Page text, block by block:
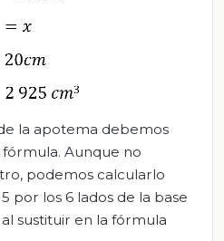
la apotema debemos
Aunque no
podemos calcularlo
por los 6 lados de la base
sustituir en la fórmula